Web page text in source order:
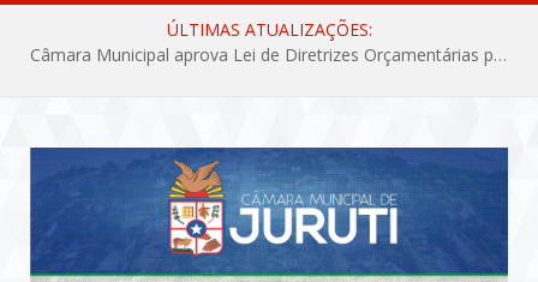
ÚLTIMAS ATUALIZAÇÕES:
Câmara Municipal aprova Lei de Diretrizes Orçamentárias para o exercício financeiro de 2027